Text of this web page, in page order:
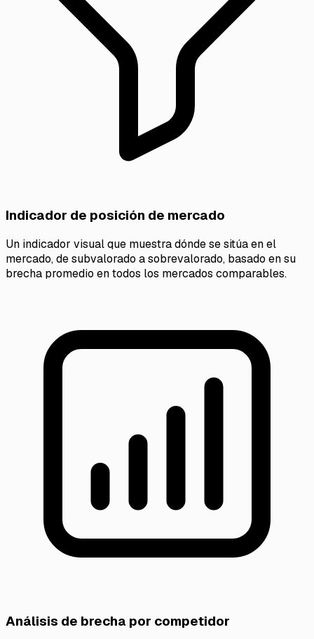
Indicador de posición de mercado
Un indicador visual que muestra dónde se sitúa en el
mercado, de subvalorado a sobrevalorado, basado en su
brecha promedio en todos los mercados comparables.
Análisis de brecha por competidor